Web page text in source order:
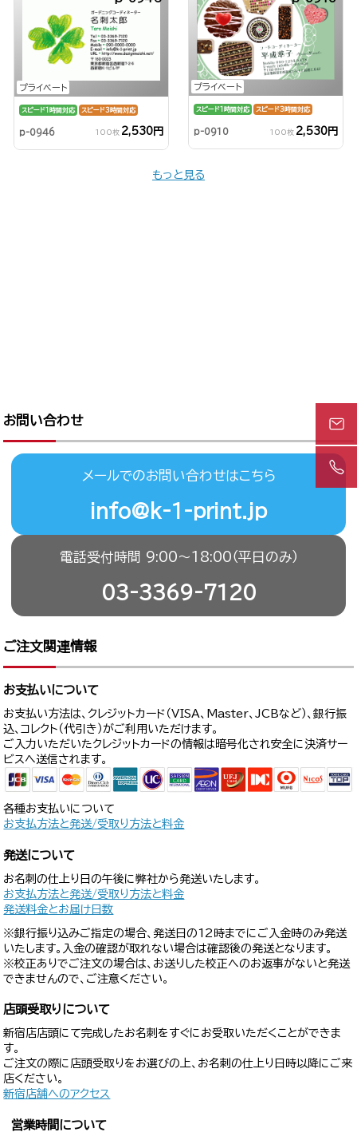
プライベート
スピード1時間対応 スピード3時間対応
p-0946 100枚 2,530円
プライベート
スピード1時間対応 スピード3時間対応
p-0910 100枚 2,530円
もっと見る
お問い合わせ
メールでのお問い合わせはこちら
info@k-1-print.jp
電話受付時間 9:00〜18:00（平日のみ）
03-3369-7120
ご注文関連情報
お支払いについて
お支払い方法は、クレジットカード（VISA、Master、JCBなど）、銀行振
込、コレクト（代引き）がご利用いただけます。
ご入力いただいたクレジットカードの情報は暗号化され安全に決済サー
ビスへ送信されます。
各種お支払いについて
お支払方法と発送/受取り方法と料金
発送について
お名刺の仕上り日の午後に弊社から発送いたします。
お支払方法と発送/受取り方法と料金
発送料金とお届け日数
※銀行振り込みご指定の場合、発送日の12時までにご入金時のみ発送
いたします。入金の確認が取れない場合は確認後の発送となります。
※校正ありでご注文の場合は、お送りした校正へのお返事がないと発送
できませんので、ご注意ください。
店頭受取りについて
新宿店店頭にて完成したお名刺をすぐにお受取いただくことができま
す。
ご注文の際に店頭受取りをお選びの上、お名刺の仕上り日時以降にご来
店ください。
新宿店舗へのアクセス
営業時間について